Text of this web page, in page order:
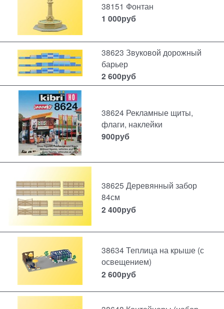
38151 Фонтан
1 000руб
38623 Звуковой дорожный
барьер
2 600руб
38624 Рекламные щиты,
флаги, наклейки
900руб
38625 Деревянный забор
84см
2 400руб
38634 Теплица на крыше (с
освещением)
2 600руб